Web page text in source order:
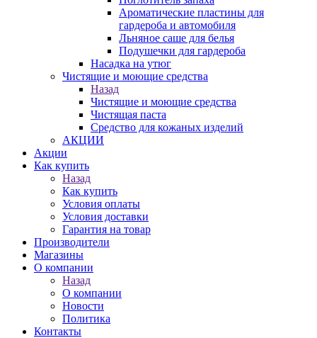
Ароматические пластины для
гардероба и автомобиля
Льняное саше для белья
Подушечки для гардероба
Насадка на утюг
Чистящие и моющие средства
Назад
Чистящие и моющие средства
Чистящая паста
Средство для кожаных изделий
АКЦИИ
Акции
Как купить
Назад
Как купить
Условия оплаты
Условия доставки
Гарантия на товар
Производители
Магазины
О компании
Назад
О компании
Новости
Политика
Контакты